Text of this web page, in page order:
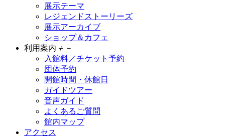
展示テーマ
レジェンドストーリーズ
展示アーカイブ
ショップ＆カフェ
利用案内 ＋ －
入館料／チケット予約
団体予約
開館時間・休館日
ガイドツアー
音声ガイド
よくあるご質問
館内マップ
アクセス